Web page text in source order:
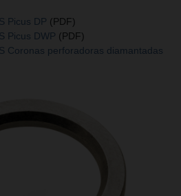
Picus DP (PDF)
Picus DWP (PDF)
Coronas perforadoras diamantadas